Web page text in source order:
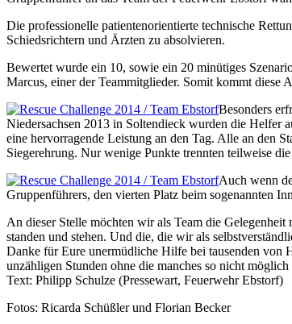
Die professionelle patientenorientierte technische
Schiedsrichtern und Ärzten zu absolvieren.
Bewertet wurde ein 10, sowie ein 20 minütiges
Marcus, einer der Teammitglieder. Somit kommt diese
Besonders
Niedersachsen 2013 in Soltendieck wurden die Helfer
eine hervorragende Leistung an den Tag. Alle an den
Siegerehrung. Nur wenige Punkte trennten teilweise
Auch wenn
Gruppenführers, den vierten Platz beim sogenannten
An dieser Stelle möchten wir als Team die
standen und stehen. Und die, die wir als
Danke für Eure unermüdliche Hilfe bei tausenden von
unzähligen Stunden ohne die manches so nicht
Text: Philipp Schulze (Pressewart, Feuerwehr Ebstorf)
Fotos: Ricarda Schüßler und Florian Becker